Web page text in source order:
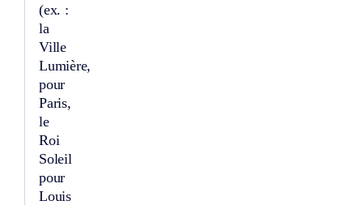
(ex. :
la
Ville
Lumière,
pour
Paris,
le
Roi
Soleil
pour
Louis